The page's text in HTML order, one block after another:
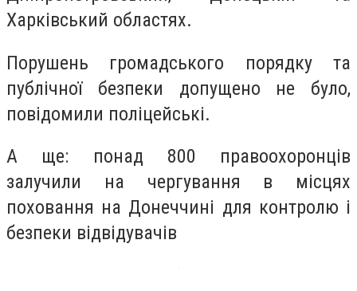
Харківський областях.
Порушень громадського порядку та
публічної безпеки допущено не було,
повідомили поліцейські.
А ще: понад 800 правоохоронців
залучили на чергування в місцях
поховання на Донеччині для контролю і
безпеки відвідувачів